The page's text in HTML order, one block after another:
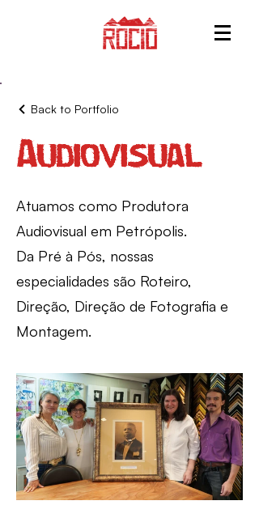
Back to Portfolio
Audiovisual
Atuamos como Produtora
Audiovisual em Petrópolis.
Da Pré à Pós, nossas
especialidades são Roteiro,
Direção, Direção de Fotografia e
Montagem.